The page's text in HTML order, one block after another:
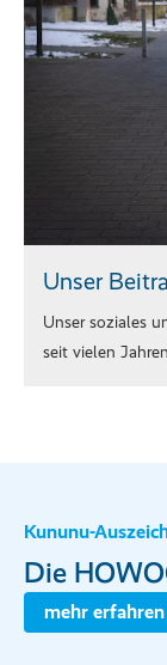
Unser
Unser soziales
seit vielen
Kununu-
Die
mehr erfahren